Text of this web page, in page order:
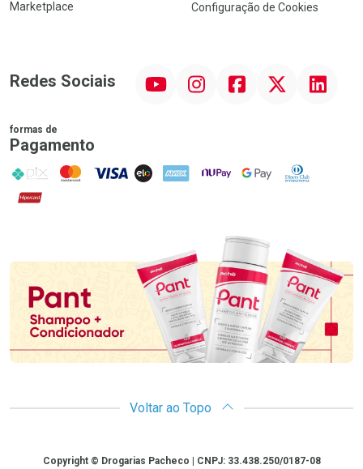
Marketplace
Configuração de Cookies
Redes Sociais InstagramFacebookTwitter Linkedin
formas de
Pagamento
PIX MasterCard
VISA ELO AMEX NuPay Google PayDiners Club
Hipercard
Promoção em Destaque
Voltar ao Topo
CopyrightCopyright © Drogarias Pacheco | CNPJ: 33.438.250/0187-08